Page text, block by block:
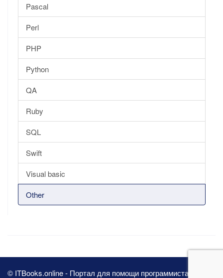
Pascal
Perl
PHP
Python
QA
Ruby
SQL
Swift
Visual basic
Other
© ITBooks.online - Портал для помощи программистам 2026